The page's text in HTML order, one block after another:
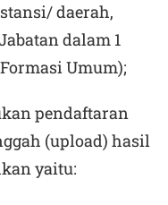
daerah,
dalam 1
Umum);
pendaftaran
(upload) hasil
yaitu: